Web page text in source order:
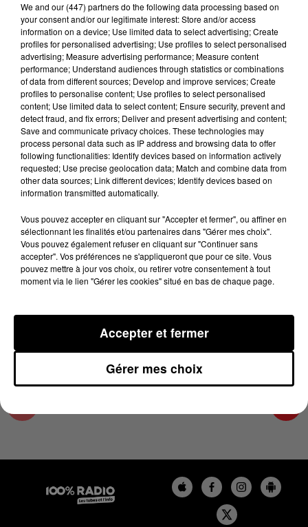
Lecture (3 min 57 sec)
100%
100% Radio les infos du Pays Catalan
2 juin 2025 - 3 min 57 sec
LES INFOS DU PAYS CATALAN DU 02/06/2025
À 16H59
Podcasts infos du Pays Catalan
We and our (447) partnersdo the following data processing based on
your consent and/or our legitimate interest: Store and/or access
information on a device; Use limited data to select advertising; Create
profiles for personalised advertising; Use profiles to select personalised
advertising; Measure advertising performance; Measure content
performance; Understand audiences through statistics or combinations
of data from different sources; Develop and improve services; Create
profiles to personalise content; Use profiles to select personalised
content; Use limited data to select content; Ensure security, prevent and
detect fraud, and fix errors; Deliver and present advertising and content;
Save and communicate privacy choices. These technologies may
process personal data such as IP address and browsing data to offer
following functionalities: Identify devices based on information actively
requested; Use precise geolocation data; Match and combine data from
other data sources; Link different devices; Identify devices based on
information transmitted automatically.
Vous pouvez accepter en cliquant sur "Accepter et fermer", ou affiner en
sélectionnant les finalités et/ou partenaires dans "Gérer mes choix".
Vous pouvez également refuser en cliquant sur "Continuer sans
accepter". Vos préférences ne s'appliqueront que pour ce site. Vous
pouvez mettre à jour vos choix, ou retirer votre consentement à tout
moment via le lien "Gérer les cookies" situé en bas de chaque page.
Gérer mes choix
Accepter et fermer